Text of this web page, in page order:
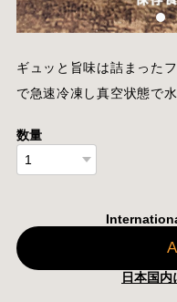
ギュッと旨味は詰まった
で急速冷凍し真空状態で
数量
日本国